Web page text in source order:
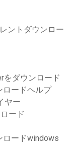
ントダウンロー
をダウンロード
ロードヘルプ
ヤー
ード
ロードwindows